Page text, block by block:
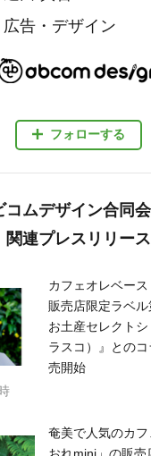
フォローする
広告・デザイン
コムデザイン合同
関連プレスリリース
カフェオレベー
販売店限定ラベ
お土産セレクト
ラスコ）』との
売開始
奄美で人気のカ
おれmini」の販売